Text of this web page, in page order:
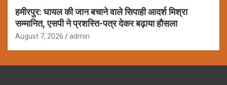
हमीरपुर: घायल की जान बचाने वाले सिपाही आदर्श मिश्रा
सम्मानित, एसपी ने प्रशस्ति-पत्र देकर बढ़ाया हौसला
August 7, 2026 admin